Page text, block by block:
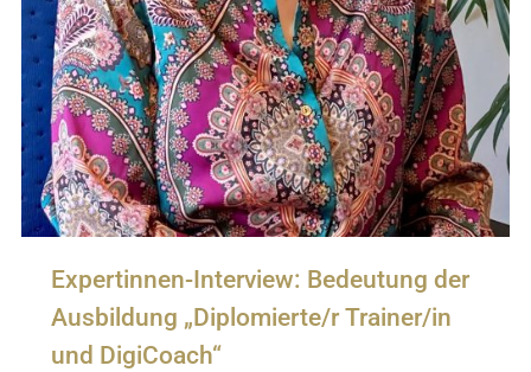
Expertinnen-Interview: Bedeutung der
Ausbildung „Diplomierte/r Trainer/in
und DigiCoach“